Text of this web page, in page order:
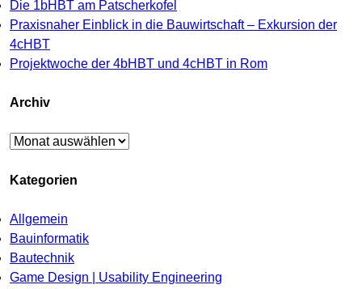
Die 1bHBT am Patscherkofel
Praxisnaher Einblick in die Bauwirtschaft – Exkursion der
4cHBT
Projektwoche der 4bHBT und 4cHBT in Rom
Archiv
Archiv
Kategorien
Allgemein
Bauinformatik
Bautechnik
Game Design | Usability Engineering